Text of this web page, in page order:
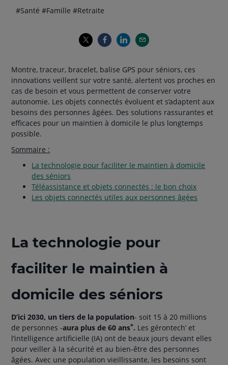
Thématiques
hashtag
#Santéhashtag
#Famillehashtag
#Retraite
Montre, traceur, bracelet, balise GPS pour séniors, ces
innovations veillent sur votre santé, alertent vos proches en
cas de besoin et vous permettent de conserver votre
autonomie. Les objets connectés évoluent et s’adaptent aux
besoins des personnes âgées. Des solutions rassurantes et
efficaces pour un maintien à domicile le plus longtemps
possible.
Sommaire :
La technologie pour faciliter le maintien à domicile
des séniors
Téléassistance et objets connectés : le bon choix
Les objets connectés utiles aux personnes âgées
La technologie pour
faciliter le maintien à
domicile des séniors
D’ici 2030, un tiers de la population- soit 15 à 20 millions
de personnes -aura plus de 60 ans*. Les gérontech’ et
l’intelligence artificielle (IA) ont de beaux jours devant elles
pour veiller à la sécurité et au bien-être des personnes
âgées. Avec une population vieillissante, les besoins sont